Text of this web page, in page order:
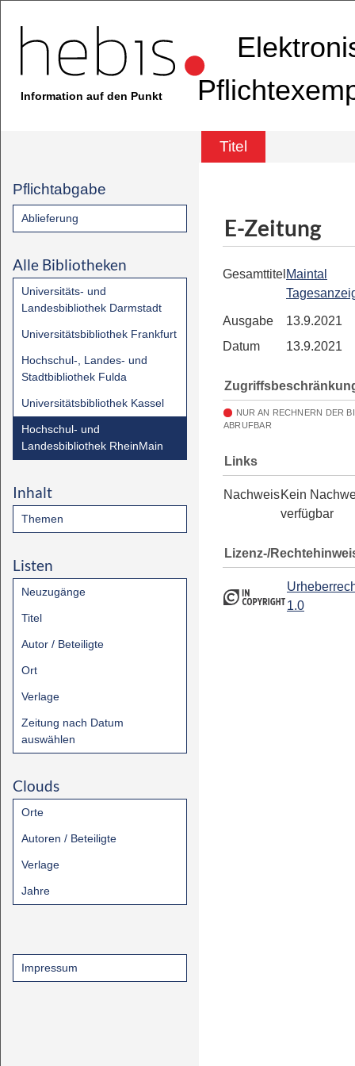
Information auf den Punkt
Titel
Pflichtabgabe
Ablieferung
Alle Bibliotheken
Universitäts- und
Landesbibliothek Darmstadt
Universitätsbibliothek Frankfurt
Hochschul-, Landes- und
Stadtbibliothek Fulda
Universitätsbibliothek Kassel
Hochschul- und
Landesbibliothek RheinMain
Inhalt
Themen
Listen
Neuzugänge
Titel
Autor / Beteiligte
Ort
Verlage
Zeitung nach Datum
auswählen
Clouds
Orte
Autoren / Beteiligte
Verlage
Jahre
Impressum
E-Zeitung
Gesamttitel Maintal
Ausgabe
13.9.2021
Datum
13.9.2021
NUR AN RECHNERN DER
ABRUFBAR
Links
NachweisKein
verfügbar
Lizenz-/
1.0